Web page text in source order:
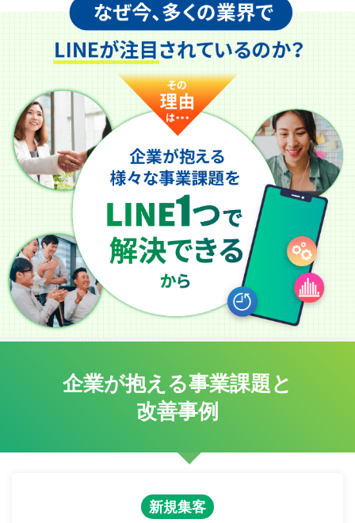
企業が抱える事業課題と
改善事例
新規集客